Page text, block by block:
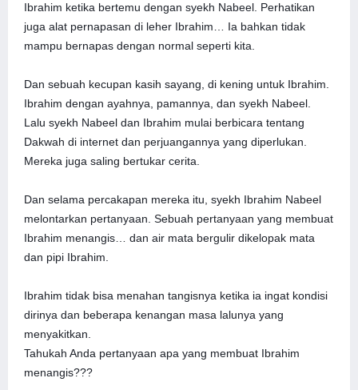
Ibrahim ketika bertemu dengan syekh Nabeel. Perhatikan
juga alat pernapasan di leher Ibrahim… Ia bahkan tidak
mampu bernapas dengan normal seperti kita.
Dan sebuah kecupan kasih sayang, di kening untuk Ibrahim.
Ibrahim dengan ayahnya, pamannya, dan syekh Nabeel.
Lalu syekh Nabeel dan Ibrahim mulai berbicara tentang
Dakwah di internet dan perjuangannya yang diperlukan.
Mereka juga saling bertukar cerita.
Dan selama percakapan mereka itu, syekh Ibrahim Nabeel
melontarkan pertanyaan. Sebuah pertanyaan yang membuat
Ibrahim menangis… dan air mata bergulir dikelopak mata
dan pipi Ibrahim.
Ibrahim tidak bisa menahan tangisnya ketika ia ingat kondisi
dirinya dan beberapa kenangan masa lalunya yang
menyakitkan.
Tahukah Anda pertanyaan apa yang membuat Ibrahim
menangis???